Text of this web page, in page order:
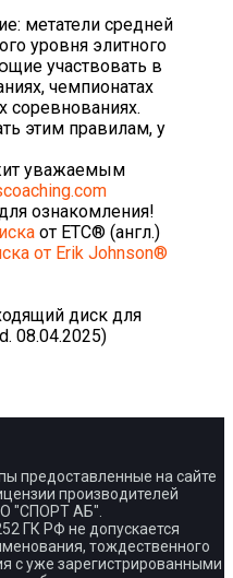
метатели средней
уровня элитного
участвовать в
чемпионатах
этим правилам, у
уважаемым
ознакомления!
от ETC® (англ.)
от Erik Johnson®
предоставленные на сайте
производителей
"СПОРТ АБ".
ГК РФ не допускается
тождественного
с уже зарегистрированными